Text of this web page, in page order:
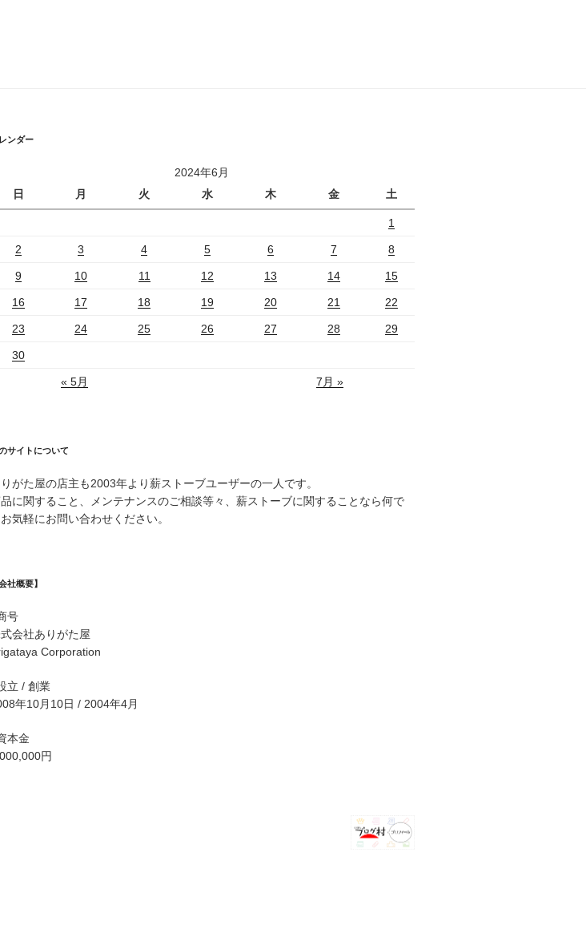
ンダー
2024年6月
日
月 火 水 木 金 土
1
2 3 4 5 6 7 8
9 10 11 12 13 14 15
16 17 18 19 20 21 22
23 24 25 26 27 28 29
30
« 5月 7月 »
サイトについて
がた屋の店主も2003年より薪ストーブユーザーの一人です。
に関すること、メンテナンスのご相談等々、薪ストーブに関することなら何で
気軽にお問い合わせください。
会社概要】
号
会社ありがた屋
Corporation
立 / 創業
年10月10日 / 2004年4月
本金
円